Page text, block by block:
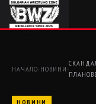
НАЧАЛО› НОВИНИ ›
НОВИНИ